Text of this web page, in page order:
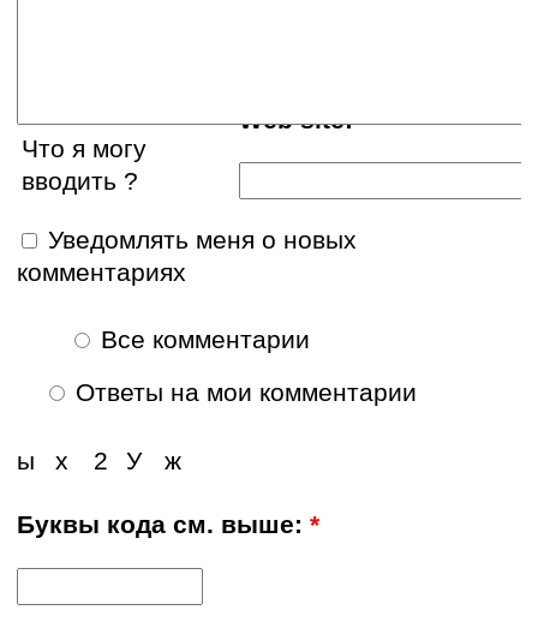
Web site:
Что я могу
вводить ?
Уведомлять меня о новых
комментариях
Все комментарии
Ответы на мои комментарии
2
х
ы ж
У
Буквы кода см. выше:*